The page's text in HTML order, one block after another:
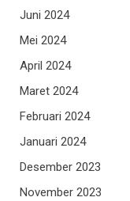
Juni 2024
Mei 2024
April 2024
Maret 2024
Februari 2024
Januari 2024
Desember 2023
November 2023